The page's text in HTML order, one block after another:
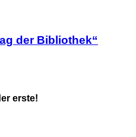
der Bibliothek“
erste!